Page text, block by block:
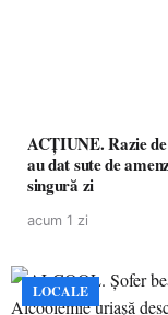
ACȚIUNE. Razie
au dat sute de
singură zi
acum 1 zi
LOCALE